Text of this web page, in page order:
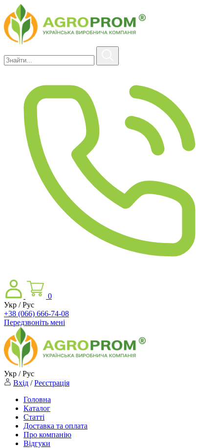
0
Укр / Рус
+38 (066) 666-74-08
Передзвоніть мені
Укр / Рус
Вхід / Реєстрація
Головна
Каталог
Статті
Доставка та оплата
Про компанію
Відгуки